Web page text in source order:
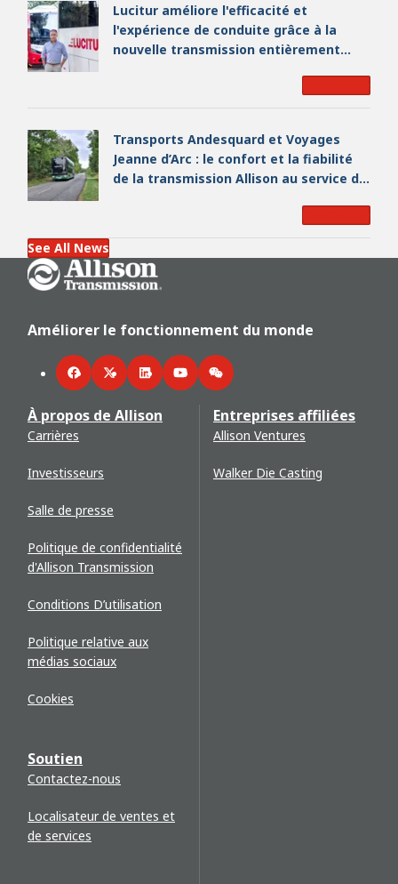
Lucitur améliore l'efficacité et
l'expérience de conduite grâce à la
nouvelle transmission entièrement
Transports Andesquard et Voyages
Jeanne d’Arc : le confort et la fiabilité
de la transmission Allison au service du
See All News
Go Home
Améliorer le fonctionnement du monde
FacebookTwitterLinkedInYouTubeWeChat
À propos de Allison
Carrières
Investisseurs
Salle de presse
Politique de confidentialité
d'Allison Transmission
Conditions D’utilisation
Politique relative aux
médias sociaux
Cookies
Soutien
Contactez-nous
Localisateur de ventes et
de services
Entreprises affiliées
Allison Ventures
Walker Die Casting